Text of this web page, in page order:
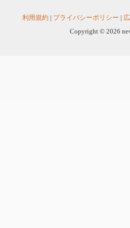
利用規約 | プライバシーポリシー |
Copyright © 2026